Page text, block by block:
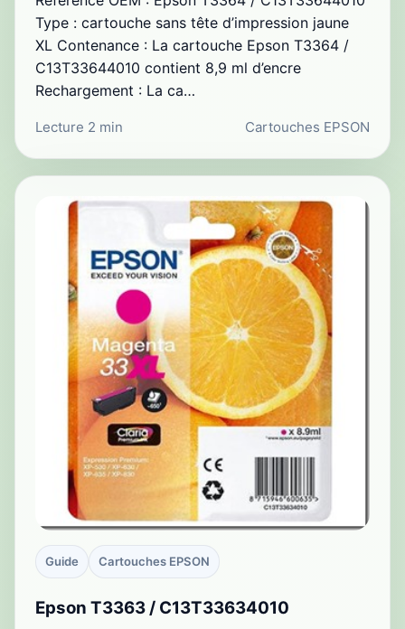
Type : cartouche sans tête d’impression jaune
XL Contenance : La cartouche Epson T3364 /
C13T33644010 contient 8,9 ml d’encre
Rechargement : La ca…
Lecture 2 min Cartouches EPSON
Guide Cartouches EPSON
Epson T3363 / C13T33634010